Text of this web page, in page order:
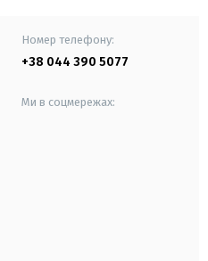
Номер телефону:
+38 044 390 5077
Ми в соцмережах: